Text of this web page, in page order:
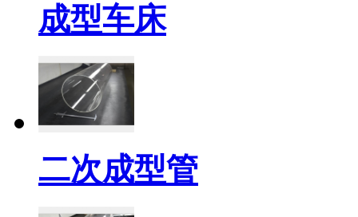
成型车床
二次成型管